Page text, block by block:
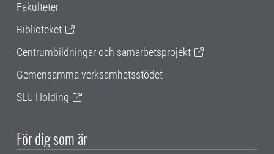
Fakulteter
Biblioteket
Centrumbildningar och samarbetsprojekt
Gemensamma verksamhetsstödet
SLU Holding
För dig som är